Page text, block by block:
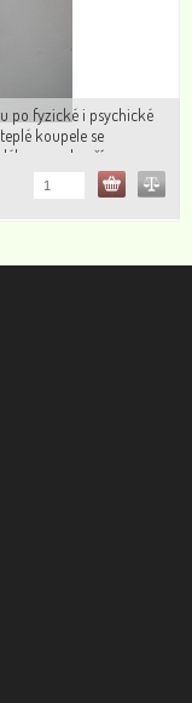
po fyzické i psychické
koupele se
a medu přímo